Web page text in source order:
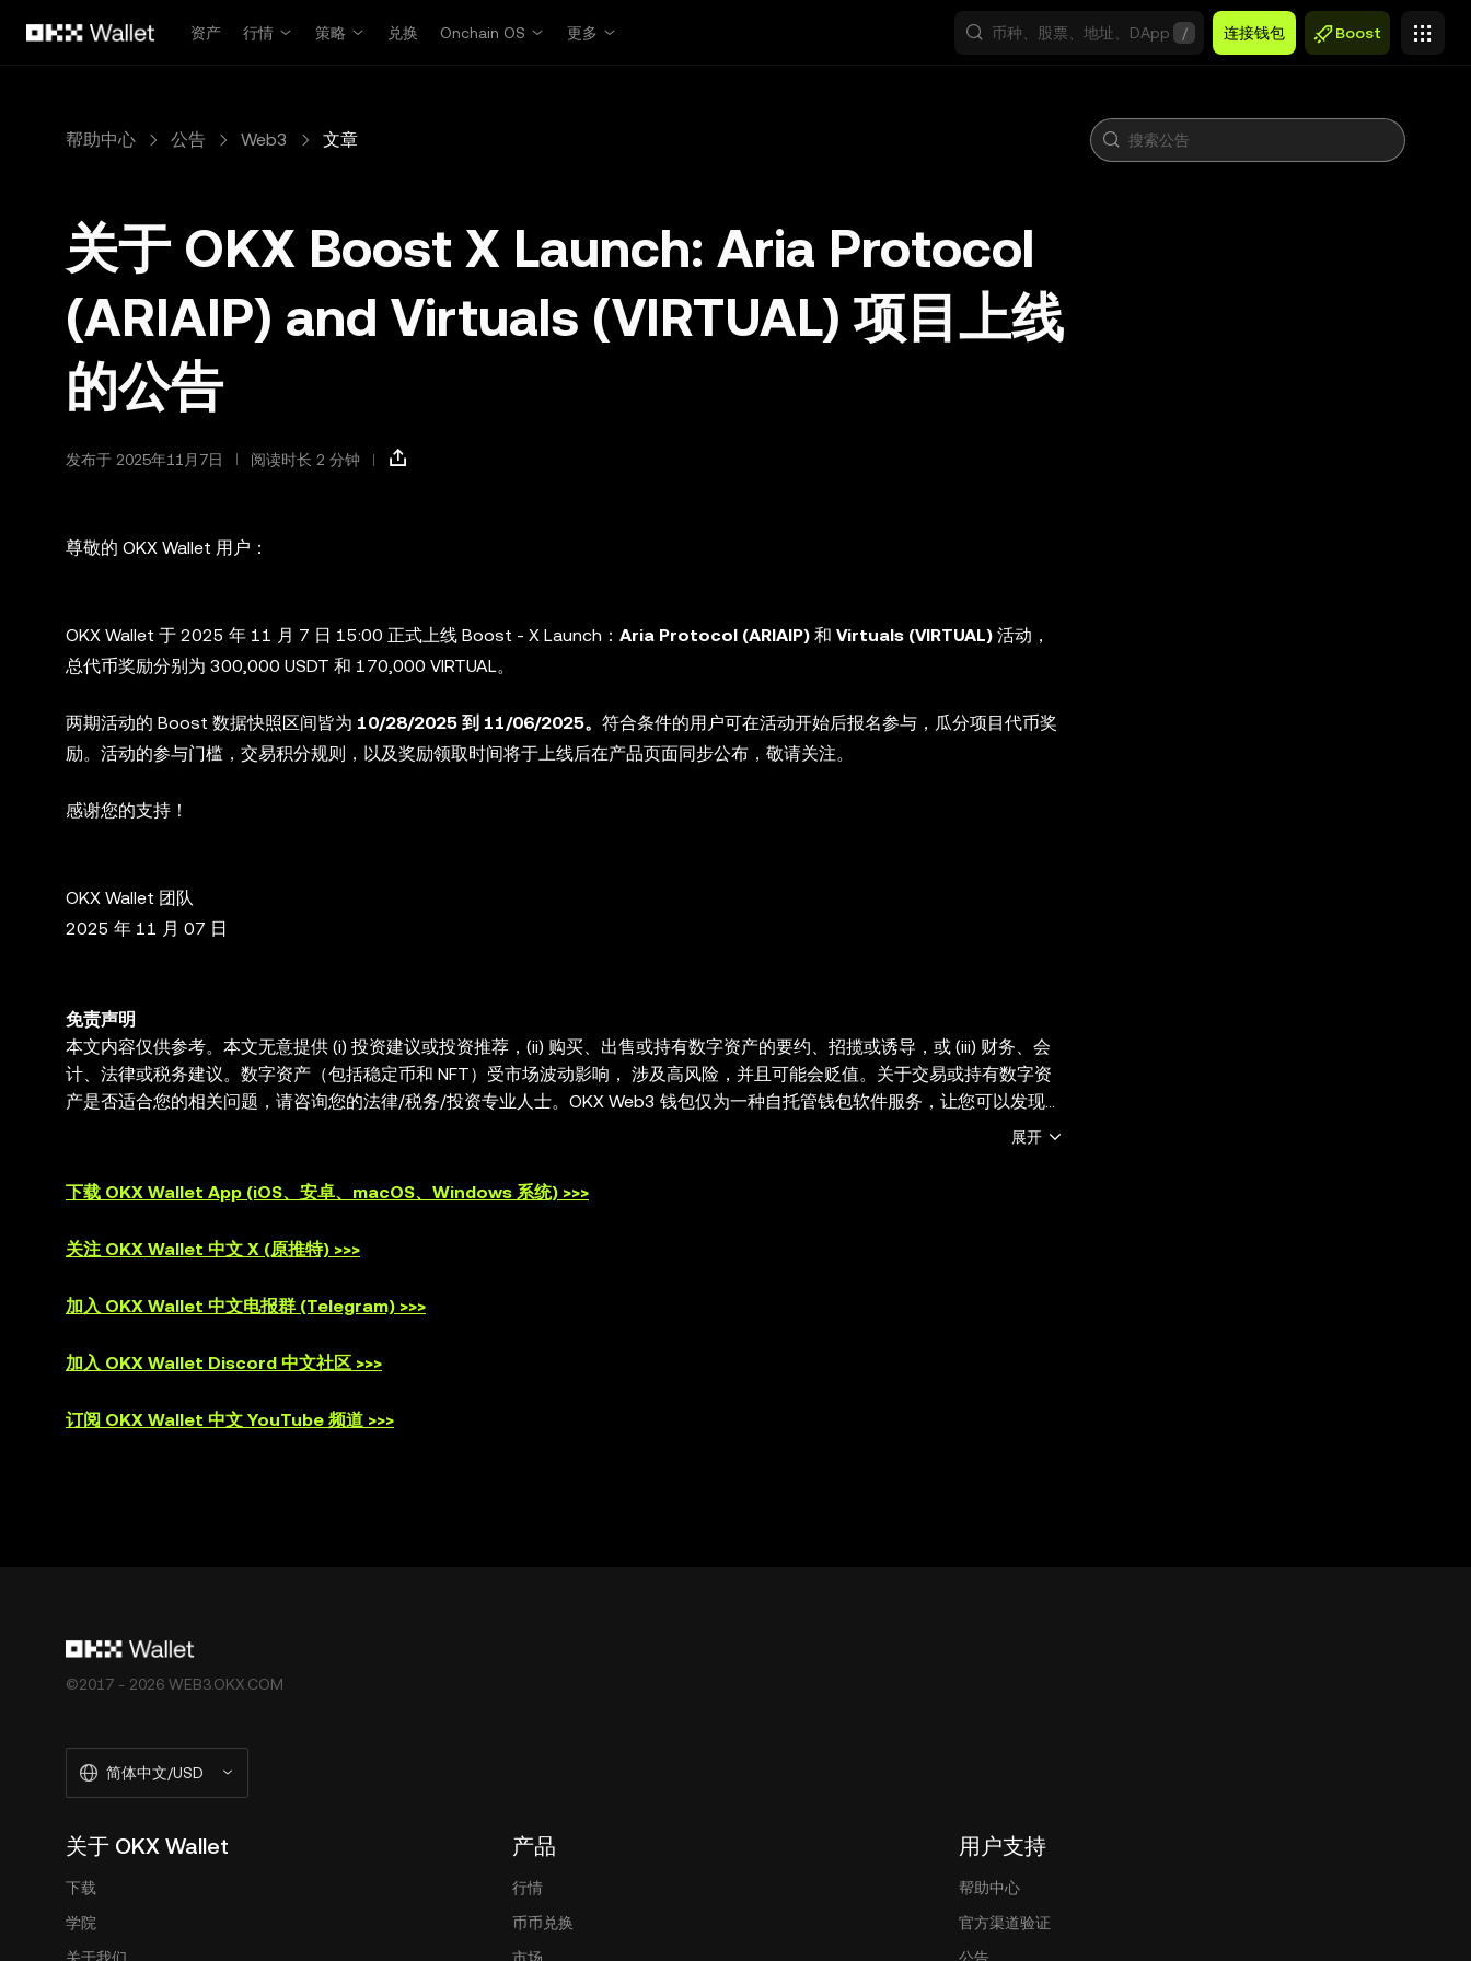
资产
行情 策略 兑换 Onchain OS 更多 / 连接钱包 Boost
帮助中心 公告 Web3 文章
关于 OKX Boost X Launch: Aria Protocol
(ARIAIP) and Virtuals (VIRTUAL) 项目上线
的公告
发布于 2025年11月7日 阅读时长 2 分钟
尊敬的 OKX Wallet 用户：
OKX Wallet 于 2025 年 11 月 7 日 15:00 正式上线 Boost - X Launch： Aria Protocol (ARIAIP) 和 Virtuals (VIRTUAL) 活动，
总代币奖励分别为 300,000 USDT 和 170,000 VIRTUAL。
两期活动的 Boost 数据快照区间皆为 10/28/2025 到 11/06/2025。 符合条件的用户可在活动开始后报名参与，瓜分项目代币奖
励。活动的参与门槛，交易积分规则，以及奖励领取时间将于上线后在产品页面同步公布，敬请关注。
感谢您的支持！
OKX Wallet 团队
2025 年 11 月 07 日
免责声明
本文内容仅供参考。本文无意提供 (i) 投资建议或投资推荐，(ii) 购买、出售或持有数字资产的要约、招揽或诱导，或 (iii) 财务、会
计、法律或税务建议。数字资产（包括稳定币和 NFT）受市场波动影响， 涉及高风险，并且可能会贬值。关于交易或持有数字资
产是否适合您的相关问题，请咨询您的法律/税务/投资专业人士。OKX Web3 钱包仅为一种自托管钱包软件服务，让您可以发现并
与第三方平台交互，OKX Web3 钱包无法控制此类第三方平台的服务，也不对其承担任何责任。并非所有产品均在所有地区提
展开
下载 OKX Wallet App (iOS、安卓、macOS、Windows 系统) >>>
关注 OKX Wallet 中文 X (原推特) >>>
加入 OKX Wallet 中文电报群 (Telegram) >>>
加入 OKX Wallet Discord 中文社区 >>>
订阅 OKX Wallet 中文 YouTube 频道 >>>
©2017 - 2026 WEB3.OKX.COM
简体中文/USD
关于 OKX Wallet
下载
学院
产品
行情
币币兑换
用户支持
帮助中心
官方渠道验证